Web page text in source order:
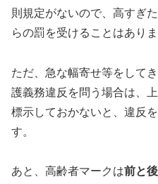
則規定がないので、高すぎ
らの罰を受けることはありま
ただ、急な幅寄せ等をして
護義務違反を問う場合は、
標示しておかないと、違反
す。
あと、高齢者マークは前と